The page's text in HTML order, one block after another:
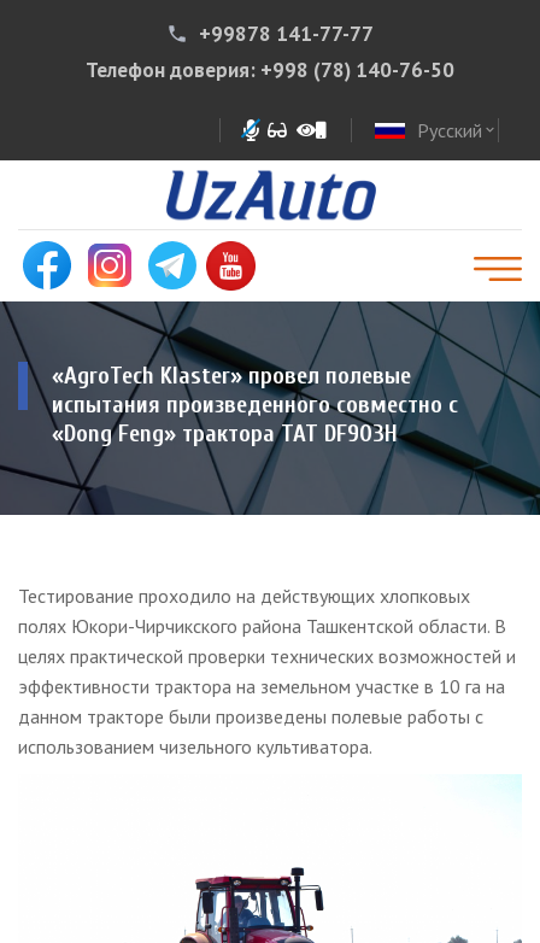
phone
+99878 141-77-77
Телефон доверия: +998 (78) 140-76-50
Русский expand_more
«АgroTech Klaster» провел полевые
испытания произведенного совместно с
«Dong Feng» трактора TAT DF903H
Тестирование проходило на действующих хлопковых
полях Юкори-Чирчикского района Ташкентской области. В
целях практической проверки технических возможностей и
эффективности трактора на земельном участке в 10 га на
данном тракторе были произведены полевые работы с
использованием чизельного культиватора.